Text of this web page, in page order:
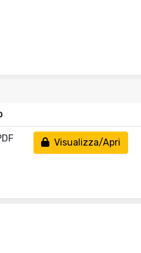
Visualizza/Apri